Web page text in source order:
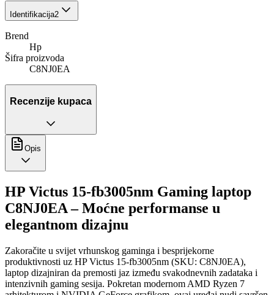
Identifikacija2
Brend
Hp
Šifra proizvoda
C8NJ0EA
Recenzije kupaca
Opis
HP Victus 15-fb3005nm Gaming laptop
C8NJ0EA – Moćne performanse u
elegantnom dizajnu
Zakoračite u svijet vrhunskog gaminga i besprijekorne
produktivnosti uz HP Victus 15-fb3005nm (SKU: C8NJ0EA),
laptop dizajniran da premosti jaz između svakodnevnih zadataka i
intenzivnih gaming sesija. Pokretan modernom AMD Ryzen 7